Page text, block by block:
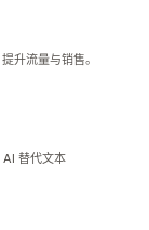
升流量与销售。
AI 替代文本